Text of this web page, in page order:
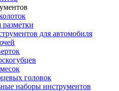
для автомобиля
головок
наборы инструментов